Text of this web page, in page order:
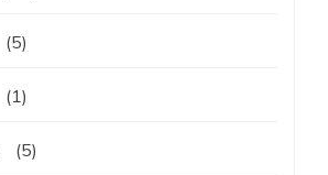
(5)
(1)
(5)